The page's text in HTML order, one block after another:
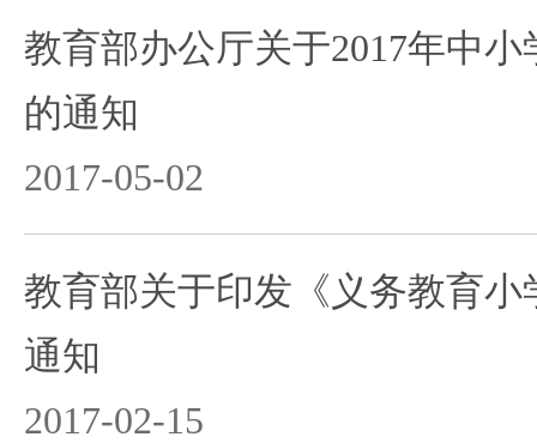
教育部办公厅关于2017年中
的通知
2017-05-02
教育部关于印发《义务教育
通知
2017-02-15